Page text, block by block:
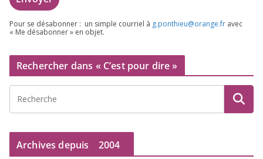
Pour se désa­bon­ner : un simple cour­riel à g.​ponthieu@​orange.​fr avec
« Me désa­bon­ner » en objet.
Rechercher dans « C’est pour dire »
Archives depuis 2004